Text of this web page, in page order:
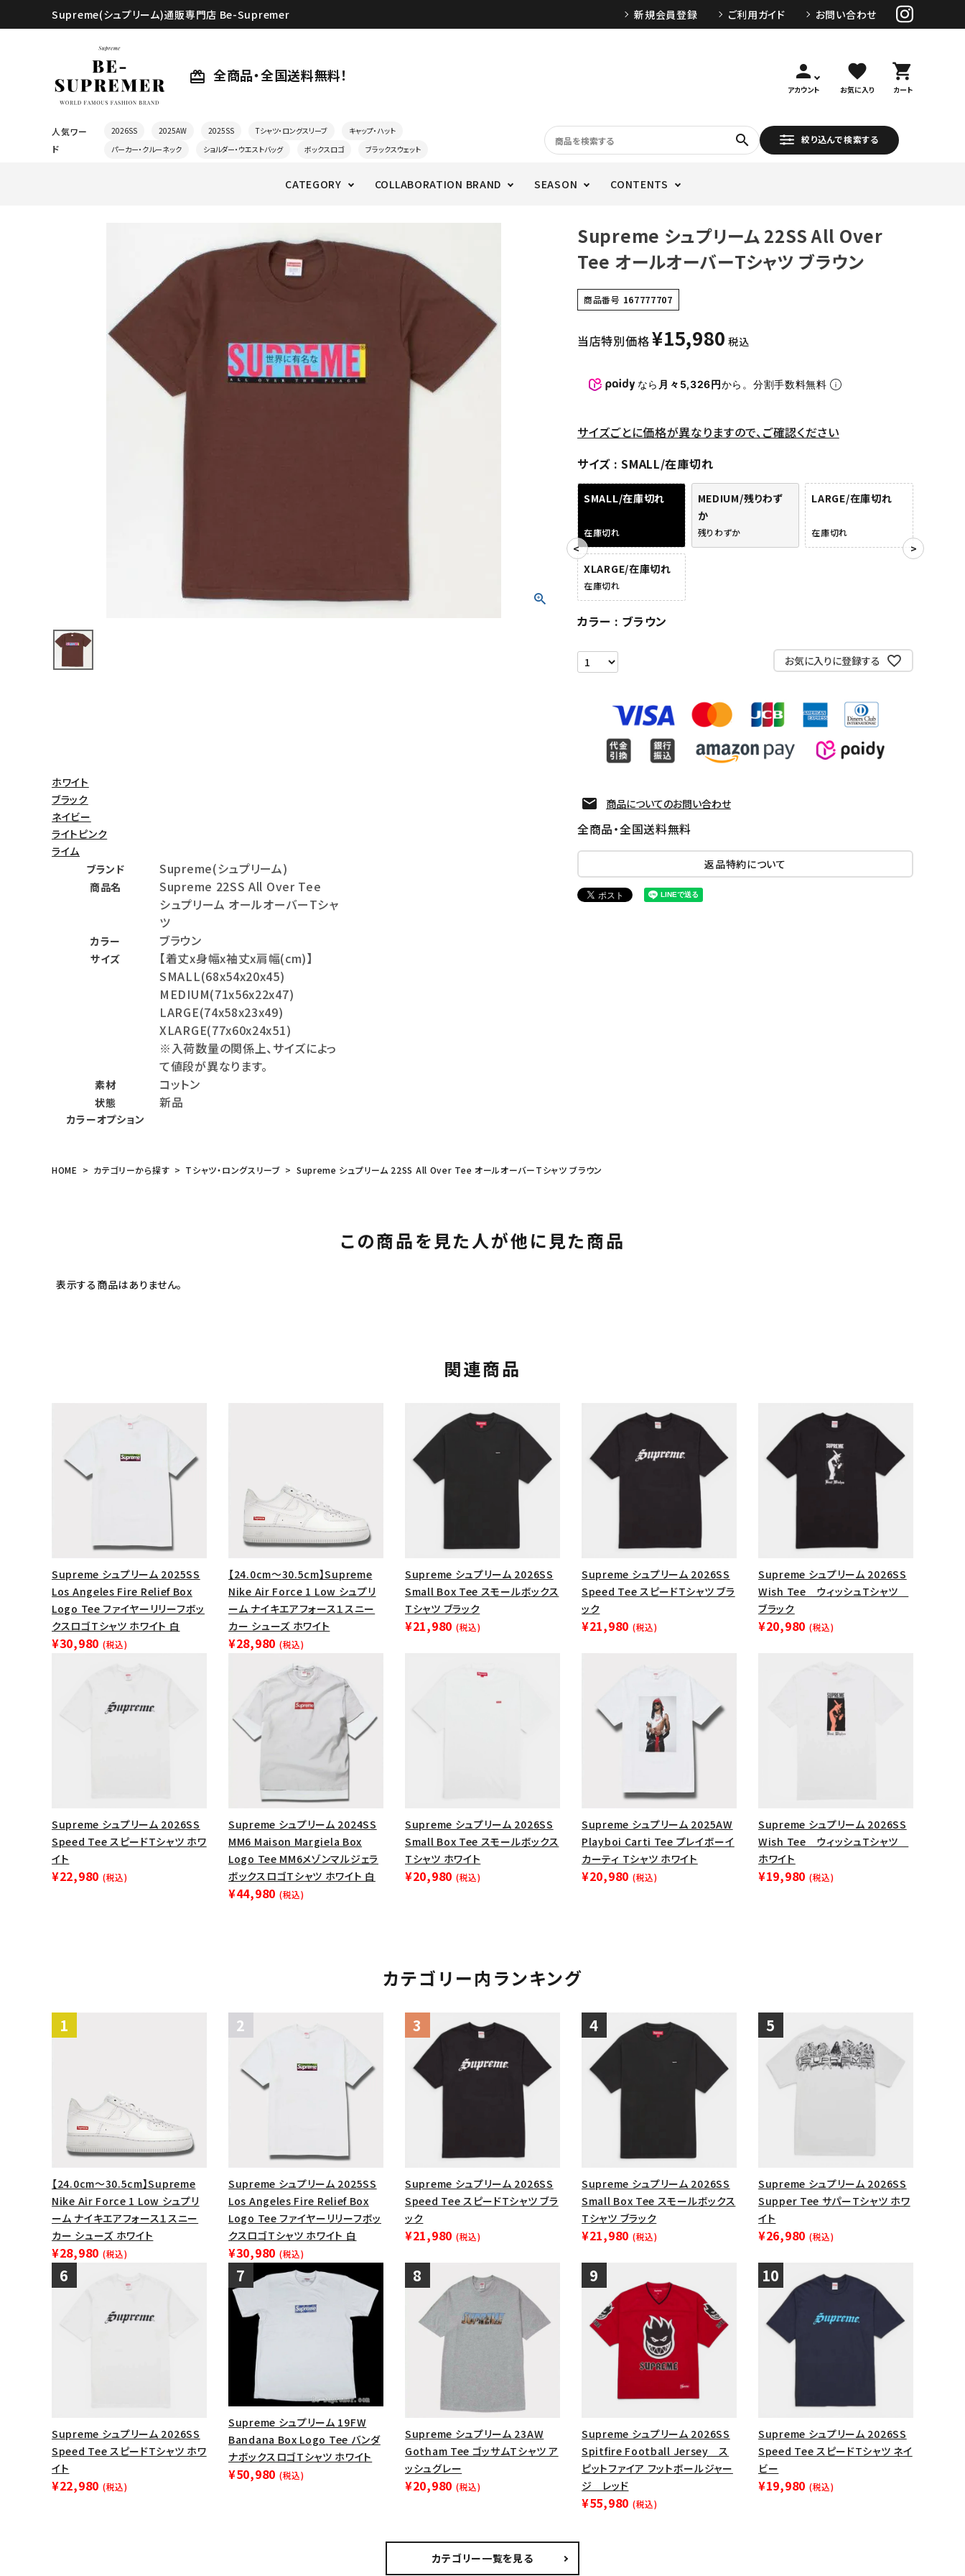
Supreme(シュプリーム)通販専門店 Be-Supremer 新規会員登録 ご利用ガイド お問い合わせ
card_giftcard 全商品・全国送料無料！ person
アカウント
favorite
お気に入り
shopping_cart
カート
人気ワー
ド
2026SS 2025AW 2025SS Tシャツ・ロングスリーブ
キャップ・ハット
パーカー・クルーネック
ショルダー・ウエストバッグ ボックスロゴ ブラックスウェット
search 絞り込んで検索する
CATEGORY COLLABORATION BRAND SEASON CONTENTS
キーワードから探す
search
カテゴリーから探す コラボレーションブランドから探す
シーズンから探す 価格から探す
円 ～
人気ワード
2025AW
Tシャツ・ロングスリーブ
キャップ・ハット
ニット帽・ビーニー
バックパック・リュック
アクセサリー
COLLABORATION BRAND
SEASON
ようこそ ゲスト 様
会員登録
ホワイト
ブラック
ネイビー
ライトピンク
ライム
ブランド
Supreme(シュプリーム)
商品名
Supreme 22SS All Over Tee
シュプリーム オールオーバーTシャ
ツ
カラー ブラウン
サイズ
【着丈x身幅x袖丈x肩幅(cm)】
SMALL(68x54x20x45)
MEDIUM(71x56x22x47)
LARGE(74x58x23x49)
XLARGE(77x60x24x51)
※入荷数量の関係上、サイズによっ
て値段が異なります。
素材 コットン
状態 新品
カラーオプション
Supreme シュプリーム 22SS All Over
Tee オールオーバーTシャツ ブラウン
商品番号 167777707
当店特別価格¥15,980 税込
なら 月々5,326円から。分割手数料無料
サイズごとに価格が異なりますので、ご確認ください
サイズ
SMALL/在庫切れ
SMALL/在庫切れ
在庫切れ
MEDIUM/残りわず
か
残りわずか
LARGE/在庫切れ
在庫切れ
XLARGE/在庫切れ
在庫切れ
カラー ブラウン
お気に入りに登録する
商品についてのお問い合わせ
全商品・全国送料無料
返品特約について
HOME カテゴリーから探す Tシャツ・ロングスリーブ Supreme シュプリーム 22SS All Over Tee オールオーバーTシャツ ブラウン
この商品を見た人が他に見た商品
表示する商品はありません。
関連商品
Supreme シュプリーム 2025SS
Los Angeles Fire Relief Box
Logo Tee ファイヤーリリーフボッ
クスロゴTシャツ ホワイト 白
¥30,980 (税込)
【24.0cm～30.5cm】Supreme
Nike Air Force 1 Low シュプリ
ーム ナイキエアフォース１スニー
カー シューズ ホワイト
¥28,980 (税込)
Supreme シュプリーム 2026SS
Small Box Tee スモールボックス
Tシャツ ブラック
¥21,980 (税込)
Supreme シュプリーム 2026SS
Speed Tee スピードTシャツ ブラ
ック
¥21,980 (税込)
Supreme シュプリーム 2026SS
Wish Tee ウィッシュTシャツ
ブラック
¥20,980 (税込)
Supreme シュプリーム 2026SS
Speed Tee スピードTシャツ ホワ
イト
¥22,980 (税込)
Supreme シュプリーム 2024SS
MM6 Maison Margiela Box
Logo Tee MM6メゾンマルジェラ
ボックスロゴTシャツ ホワイト 白
¥44,980 (税込)
Supreme シュプリーム 2026SS
Small Box Tee スモールボックス
Tシャツ ホワイト
¥20,980 (税込)
Supreme シュプリーム 2025AW
Playboi Carti Tee プレイボーイ
カーティ Tシャツ ホワイト
¥20,980 (税込)
Supreme シュプリーム 2026SS
Wish Tee ウィッシュTシャツ
ホワイト
¥19,980 (税込)
カテゴリー内ランキング
【24.0cm～30.5cm】Supreme
Nike Air Force 1 Low シュプリ
ーム ナイキエアフォース１スニー
カー シューズ ホワイト
¥28,980 (税込)
Supreme シュプリーム 2025SS
Los Angeles Fire Relief Box
Logo Tee ファイヤーリリーフボッ
クスロゴTシャツ ホワイト 白
¥30,980 (税込)
Supreme シュプリーム 2026SS
Speed Tee スピードTシャツ ブラ
ック
¥21,980 (税込)
Supreme シュプリーム 2026SS
Small Box Tee スモールボックス
Tシャツ ブラック
¥21,980 (税込)
Supreme シュプリーム 2026SS
Supper Tee サパーTシャツ ホワ
イト
¥26,980 (税込)
Supreme シュプリーム 2026SS
Speed Tee スピードTシャツ ホワ
イト
¥22,980 (税込)
Supreme シュプリーム 19FW
Bandana Box Logo Tee バンダ
ナボックスロゴTシャツ ホワイト
¥50,980 (税込)
Supreme シュプリーム 23AW
Gotham Tee ゴッサムTシャツ ア
ッシュグレー
¥20,980 (税込)
Supreme シュプリーム 2026SS
Spitfire Football Jersey ス
ピットファイア フットボールジャー
ジ レッド
¥55,980 (税込)
Supreme シュプリーム 2026SS
Speed Tee スピードTシャツ ネイ
ビー
¥19,980 (税込)
カテゴリー一覧を見る